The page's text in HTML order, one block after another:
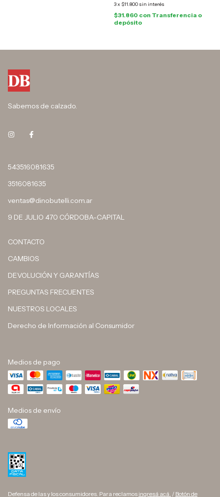
3x $11.800 sin interés
$31.860 con Transferencia o
depósito
Sabemos de calzado.
543516081635
3516081635
ventas@dinobutelli.com.ar
9 DE JULIO 470 CÓRDOBA-CAPITAL
CONTACTO
CAMBIOS
DEVOLUCIÓN Y GARANTÍAS
PREGUNTAS FRECUENTES
NUESTROS LOCALES
Derecho de Información al Consumidor
Medios de pago
Medios de envío
Defensa de las y los consumidores. Para reclamos ingresá acá. / Botón de